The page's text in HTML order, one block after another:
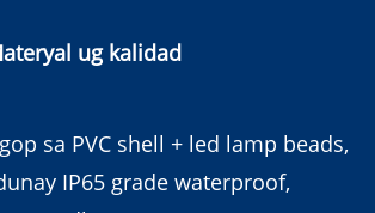
ug kalidad
sa PVC shell + led lamp beads,
IP65 grade waterproof,